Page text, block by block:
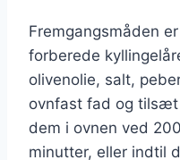
Fremgangsmåden
forberede
olivenolie, salt,
ovnfast fad og
dem i ovnen ved
minutter, eller indtil